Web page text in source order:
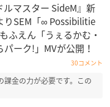
ルマスター SideM』新
りSEM「∞ Possibilitie
ふえん「うぇるかむ・
パーク!」MVが公開！
30コメント
金の力が必要です。この